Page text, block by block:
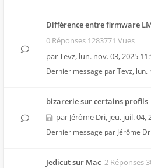
Différence entre firmware
0 Réponses 1283771 Vues
parTevz, lun. nov. 03, 2025
Dernier message parTevz, lun.
bizarerie sur certains profils
par Jérôme Dri, jeu. juil. 04,
Dernier message par Jérôme Dri
Jedicut sur Mac 2 Réponses